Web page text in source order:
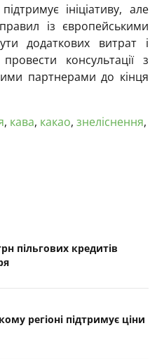
ініціативу, але
із європейськими
додаткових витрат і
консультації з
партнерами до кінця
, кава, какао, знеліснення,
пільгових кредитів
регіоні підтримує ціни